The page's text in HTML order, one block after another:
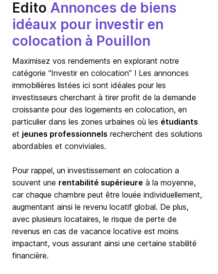
Edito Annonces de biens
idéaux pour investir en
colocation à Pouillon
Maximisez vos rendements en explorant notre
catégorie “Investir en colocation” ! Les annonces
immobilières listées ici sont idéales pour les
investisseurs cherchant à tirer profit de la demande
croissante pour des logements en colocation, en
particulier dans les zones urbaines où les étudiants
et jeunes professionnels recherchent des solutions
abordables et conviviales.
Pour rappel, un investissement en colocation a
souvent une rentabilité supérieure à la moyenne,
car chaque chambre peut être louée individuellement,
augmentant ainsi le revenu locatif global. De plus,
avec plusieurs locataires, le risque de perte de
revenus en cas de vacance locative est moins
impactant, vous assurant ainsi une certaine stabilité
financière.